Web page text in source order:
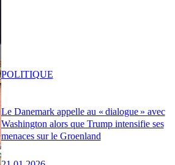
Le Danemark appelle au « dialogue » avec
Washington alors que Trump intensifie ses
menaces sur le Groenland
POLITIQUE